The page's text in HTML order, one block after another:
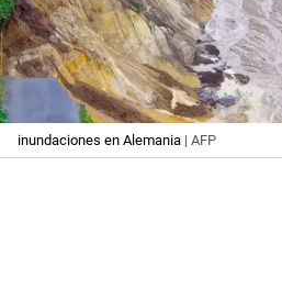
inundaciones en Alemania | AFP